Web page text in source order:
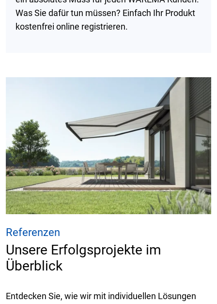
Was Sie dafür tun müssen? Einfach Ihr Produkt
kostenfrei online registrieren.
Referenzen
Unsere Erfolgsprojekte im
Überblick
Entdecken Sie, wie wir mit individuellen Lösungen